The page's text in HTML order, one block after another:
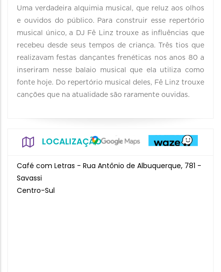
Uma verdadeira alquimia musical, que reluz aos olhos
e ouvidos do público. Para construir esse repertório
musical único, a DJ Fê Linz trouxe as influências que
recebeu desde seus tempos de criança. Três tios que
realizavam festas dançantes frenéticas nos anos 80 a
inseriram nesse balaio musical que ela utiliza como
fonte hoje. Do repertório musical deles, Fê Linz trouxe
canções que na atualidade são raramente ouvidas.
LOCALIZAÇÃO
Café com Letras - Rua Antônio de Albuquerque, 781 -
Savassi
Centro-Sul